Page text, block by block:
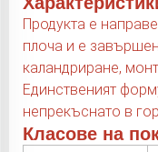
Продукта е
плоча и е
каландриране,
Единственият
непрекъснато в
Класове на